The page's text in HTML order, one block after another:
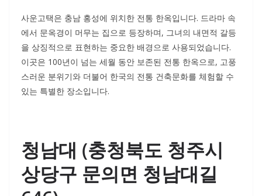
사운고택은 충남 홍성에 위치한 전통 한옥입니다. 드라마 속
에서 문옥경이 머무는 집으로 등장하며, 그녀의 내면적 갈등
을 상징적으로 표현하는 중요한 배경으로 사용되었습니다.
이곳은 100년이 넘는 세월 동안 보존된 전통 한옥으로, 고풍
스러운 분위기와 더불어 한국의 전통 건축문화를 체험할 수
있는 특별한 장소입니다.
청남대 (충청북도 청주시
상당구 문의면 청남대길